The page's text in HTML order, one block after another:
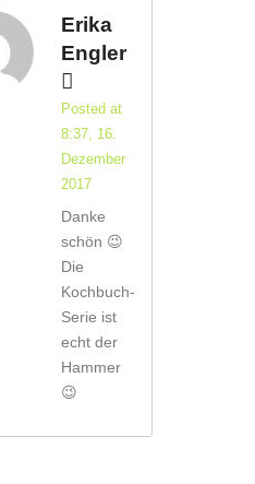
Erika
Engler
Posted at
8:37, 16.
Dezember
2017
Danke
schön 😉
Die
Kochbuch-
Serie ist
echt der
Hammer
😉